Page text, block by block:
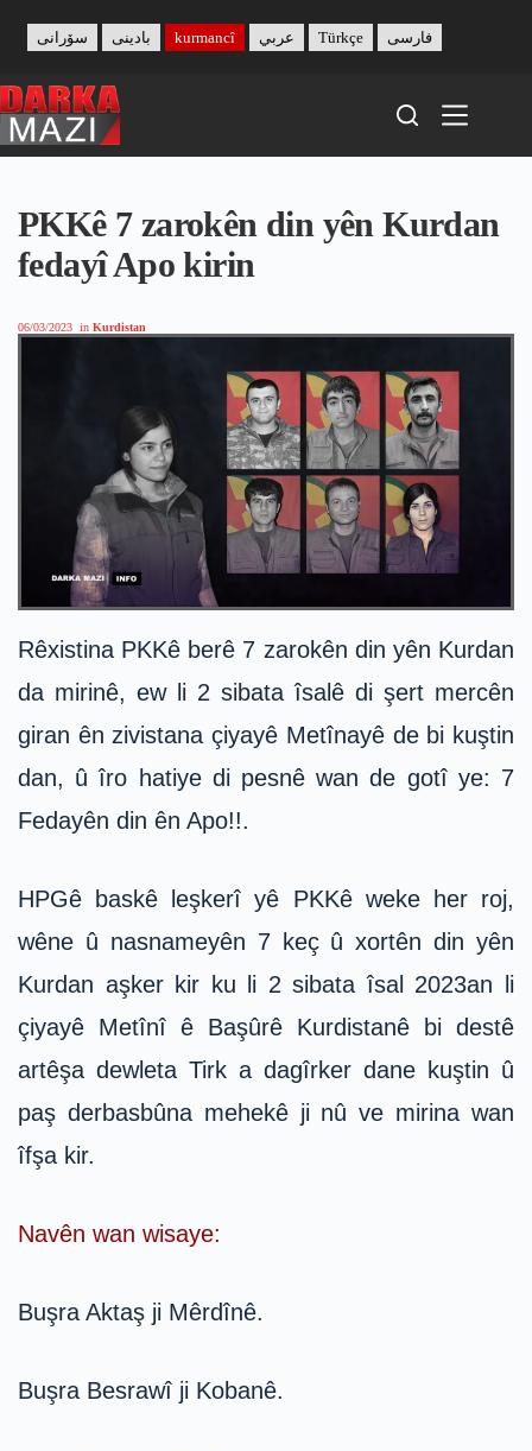
content
بادینی سۆرانی kurmancî عربي Türkçe فارسی
PKKê 7 zarokên din yên Kurdan
fedayî Apo kirin
06/03/2023 in Kurdistan
Rêxistina PKKê berê 7 zarokên din yên Kurdan
da mirinê, ew li 2 sibata îsalê di şert mercên
giran ên zivistana çiyayê Metînayê de bi kuştin
dan, û îro hatiye di pesnê wan de gotî ye: 7
Fedayên din ên Apo!!.
HPGê baskê leşkerî yê PKKê weke her roj,
wêne û nasnameyên 7 keç û xortên din yên
Kurdan aşker kir ku li 2 sibata îsal 2023an li
çiyayê Metînî ê Başûrê Kurdistanê bi destê
artêşa dewleta Tirk a dagîrker dane kuştin û
paş derbasbûna mehekê ji nû ve mirina wan
îfşa kir.
Navên wan wisaye:
Buşra Aktaş ji Mêrdînê.
Buşra Besrawî ji Kobanê.